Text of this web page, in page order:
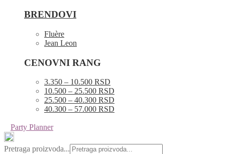
BRENDOVI
Fluère
Jean Leon
CENOVNI RANG
3.350 – 10.500 RSD
10.500 – 25.500 RSD
25.500 – 40.300 RSD
40.300 – 57.000 RSD
Party Planner
Pretraga proizvoda...